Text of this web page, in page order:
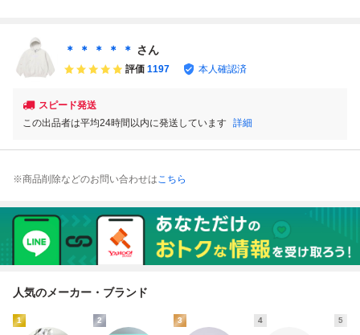
＊ ＊ ＊ ＊ ＊ さん
評価 1197 本人確認済
スピード発送
この出品者は平均24時間以内に発送しています 詳細
※商品削除などのお問い合わせはこちら
人気のメーカー・ブランド
1 2 3 4 5